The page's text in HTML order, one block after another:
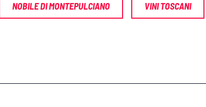
NOBILE DI MONTEPULCIANO VINI TOSCANI